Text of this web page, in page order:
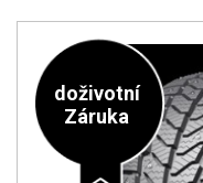
doživotní
Záruka